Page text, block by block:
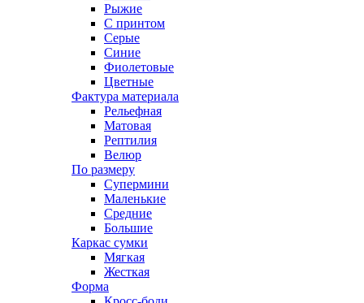
Рыжие
С принтом
Серые
Синие
Фиолетовые
Цветные
Фактура материала
Рельефная
Матовая
Рептилия
Велюр
По размеру
Супермини
Маленькие
Средние
Большие
Каркас сумки
Мягкая
Жесткая
Форма